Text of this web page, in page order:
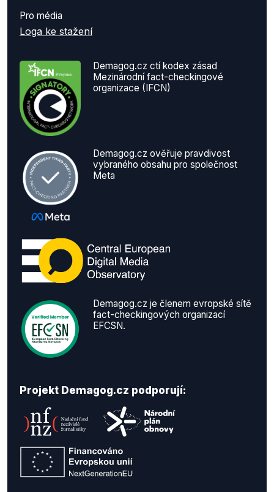
Pro média
Loga ke stažení
Demagog.cz ctí kodex zásad
Mezinárodní fact-checkingové
organizace (IFCN)
Demagog.cz ověřuje pravdivost
vybraného obsahu pro společnost
Meta
Demagog.cz je členem evropské sítě
fact-checkingových organizací
EFCSN.
Projekt Demagog.cz podporují: